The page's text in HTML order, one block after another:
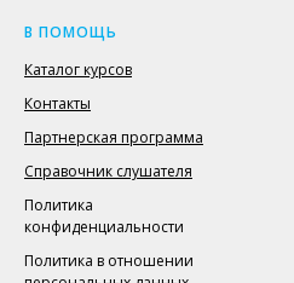
В ПОМОЩЬ
Каталог курсов
Контакты
Партнерская программа
Справочник слушателя
Политика
конфиденциальности
Политика в отношении